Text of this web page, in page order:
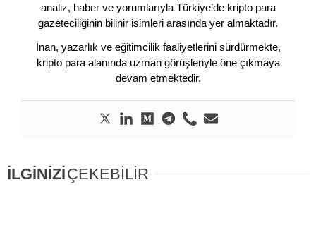
analiz, haber ve yorumlarıyla Türkiye’de kripto para
gazeteciliğinin bilinir isimleri arasında yer almaktadır.
İnan, yazarlık ve eğitimcilik faaliyetlerini sürdürmekte,
kripto para alanında uzman görüşleriyle öne çıkmaya
devam etmektedir.
İLGİNİZİÇEKEBİLİR